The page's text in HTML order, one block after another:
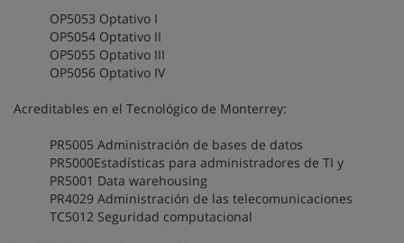
OP5053 Optativo I
OP5054 Optativo II
OP5055 Optativo III
OP5056 Optativo IV
Acreditables en el Tecnológico de Monterrey:
PR5005 Administración de bases de datos
PR5000Estadísticas para administradores de TI y
PR5001 Data warehousing
PR4029 Administración de las telecomunicaciones
TC5012 Seguridad computacional